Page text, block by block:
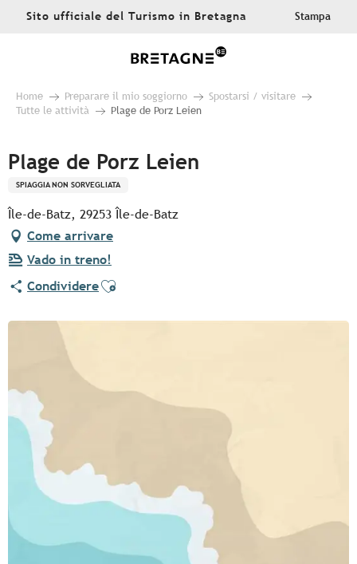
AllerSito ufficiale del Turismo in Bretagna Stampa
Home Preparare il mio soggiorno
Spostarsi / visitare
Tutte le attività
Plage de Porz Leien
Plage de Porz Leien
SPIAGGIA NON SORVEGLIATA
Île-de-Batz, 29253 Île-de-Batz
Come arrivare
Vado in treno!
CondividereAjouter aux favoris